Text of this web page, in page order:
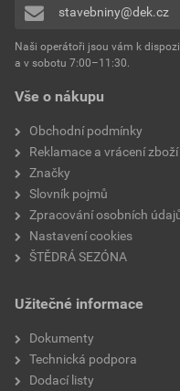
Vše o nákupu
Obchodní podmínky
Reklamace a vrácení zboží
Značky
Slovník pojmů
Zpracování osobních
Nastavení cookies
ŠTĚDRÁ SEZÓNA
Užitečné informace
Dokumenty
Technická podpora
Dodací listy
stavebniny@dek.cz
Naši operátoři jsou vám k
a v sobotu 7:00–11:30.